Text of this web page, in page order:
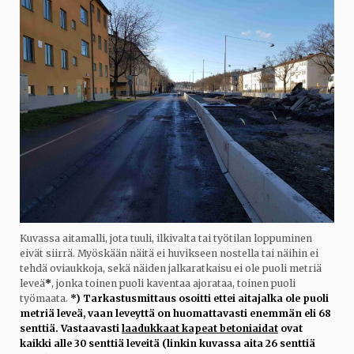
Kuvassa aitamalli, jota tuuli, ilkivalta tai työtilan loppuminen
eivät siirrä. Myöskään näitä ei huvikseen nostella tai näihin ei
tehdä oviaukkoja, sekä näiden jalkaratkaisu ei ole puoli metriä
leveä*, jonka toinen puoli kaventaa ajorataa, toinen puoli
työmaata. *) Tarkastusmittaus osoitti ettei aitajalka ole puoli
metriä leveä, vaan leveyttä on huomattavasti enemmän eli 68
senttiä. Vastaavasti laadukkaat kapeat betoniaidat ovat
kaikki alle 30 senttiä leveitä (linkin kuvassa aita 26 senttiä